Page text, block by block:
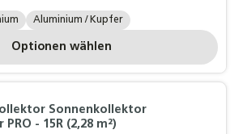
Aluminium / Kupfer
Optionen wählen
Sonnenkollektor
- 15R (2,28 m²)